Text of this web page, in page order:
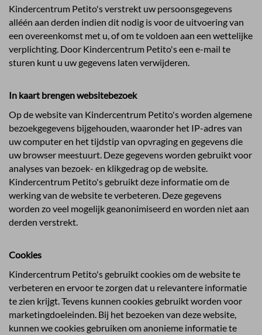
Kindercentrum Petito's verstrekt uw persoonsgegevens
alléén aan derden indien dit nodig is voor de uitvoering van
een overeenkomst met u, of om te voldoen aan een wettelijke
verplichting. Door Kindercentrum Petito's een e-mail te
sturen kunt u uw gegevens laten verwijderen.
In kaart brengen websitebezoek
Op de website van Kindercentrum Petito's worden algemene
bezoekgegevens bijgehouden, waaronder het IP-adres van
uw computer en het tijdstip van opvraging en gegevens die
uw browser meestuurt. Deze gegevens worden gebruikt voor
analyses van bezoek- en klikgedrag op de website.
Kindercentrum Petito's gebruikt deze informatie om de
werking van de website te verbeteren. Deze gegevens
worden zo veel mogelijk geanonimiseerd en worden niet aan
derden verstrekt.
Cookies
Kindercentrum Petito's gebruikt cookies om de website te
verbeteren en ervoor te zorgen dat u relevantere informatie
te zien krijgt. Tevens kunnen cookies gebruikt worden voor
marketingdoeleinden. Bij het bezoeken van deze website,
kunnen we cookies gebruiken om anonieme informatie te